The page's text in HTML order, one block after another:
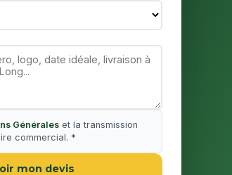
Générales et la transmission
commercial. *
mon devis